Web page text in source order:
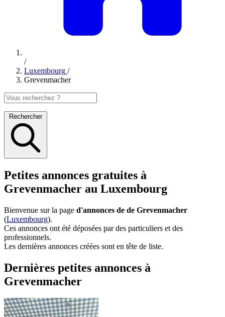
/
Luxembourg /
Grevenmacher
Rechercher
Petites annonces gratuites à
Grevenmacher au Luxembourg
Bienvenue sur la page d'annonces de de Grevenmacher
(Luxembourg).
Ces annonces ont été déposées par des particuliers et des
professionnels.
Les dernières annonces créées sont en tête de liste.
Dernières petites annonces à
Grevenmacher